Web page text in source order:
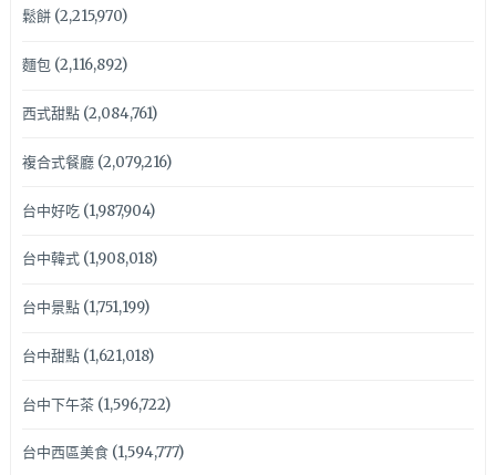
鬆餅(2,215,970)
麵包(2,116,892)
西式甜點(2,084,761)
複合式餐廳(2,079,216)
台中好吃(1,987,904)
台中韓式(1,908,018)
台中景點(1,751,199)
台中甜點(1,621,018)
台中下午茶(1,596,722)
台中西區美食(1,594,777)